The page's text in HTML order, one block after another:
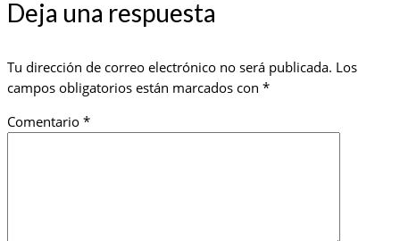
Deja una respuesta
Tu dirección de correo electrónico no será publicada. Los
campos obligatorios están marcados con *
Comentario *